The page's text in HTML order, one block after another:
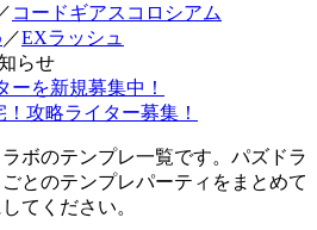
コードギアスコロシアム
／EXラッシュ
らせ
ーを新規募集中！
攻略ライター募集！
ボのテンプレ一覧です。パズドラ
とのテンプレパーティをまとめて
てください。